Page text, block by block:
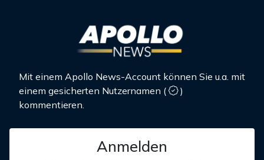
Mit einem Apollo News-Account können Sie u.a. mit
einem gesicherten Nutzernamen (
)
kommentieren.
Anmelden